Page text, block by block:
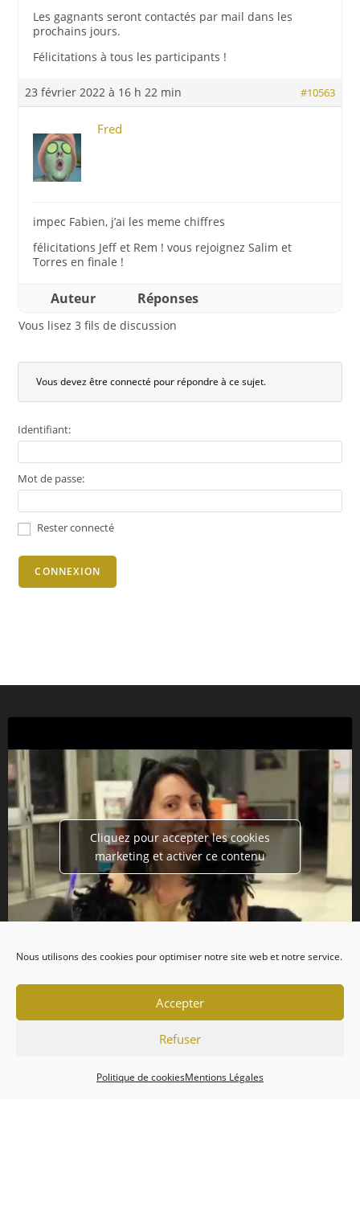
Nous utilisons des cookies pour optimiser notre site web et notre service.
Accepter
Refuser
Politique de cookiesMentions Légales
Les gagnants seront contactés par mail dans les
prochains jours.
Félicitations à tous les participants !
23 février 2022 à 16 h 22 min #10563
Fred
impec Fabien, j’ai les meme chiffres
félicitations Jeff et Rem ! vous rejoignez Salim et
Torres en finale !
Auteur Réponses
Vous lisez 3 fils de discussion
Vous devez être connecté pour répondre à ce sujet.
Identifiant:
Mot de passe:
Rester connecté
CONNEXION
Cliquez pour accepter les cookies
marketing et activer ce contenu